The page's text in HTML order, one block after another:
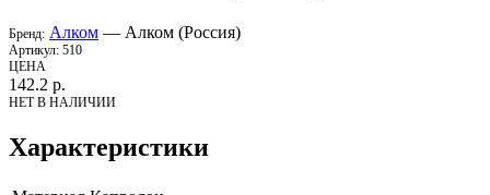
Бренд: Алком — Алком (Россия)
Артикул: 510
ЦЕНА
142.2 р.
НЕТ В НАЛИЧИИ
Характеристики